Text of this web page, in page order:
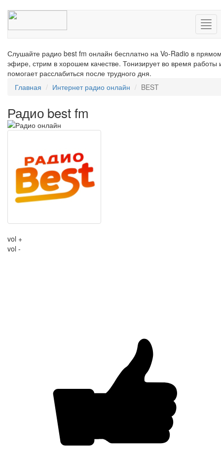
Слушайте радио best fm онлайн бесплатно на Vo-Radio в
эфире, стрим в хорошем качестве. Тонизирует во время работы
помогает расслабиться после трудного дня.
Главная
Интернет радио онлайн BEST
Радио best fm
vol +
vol -